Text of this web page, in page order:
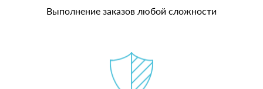
Выполнение заказов любой сложности